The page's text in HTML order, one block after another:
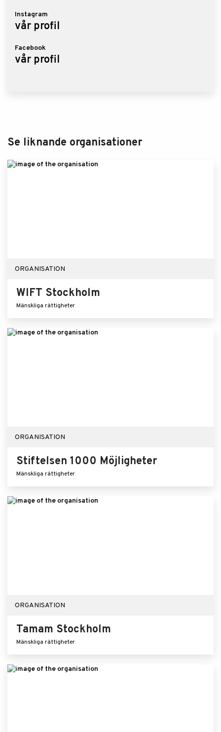
Instagram
vår profil
Facebook
vår profil
Se liknande organisationer
ORGANISATION
WIFT Stockholm
Mänskliga rättigheter
ORGANISATION
Stiftelsen 1000 Möjligheter
Mänskliga rättigheter
ORGANISATION
Tamam Stockholm
Mänskliga rättigheter